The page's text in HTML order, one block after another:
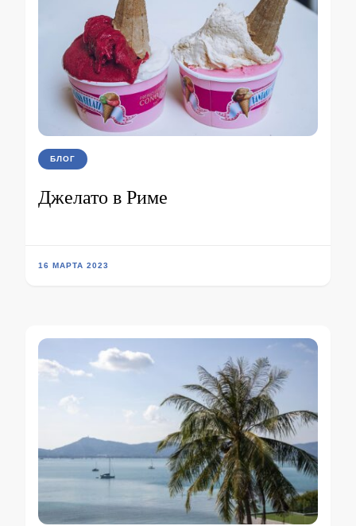
БЛОГ
Джелато в Риме
16 МАРТА 2023